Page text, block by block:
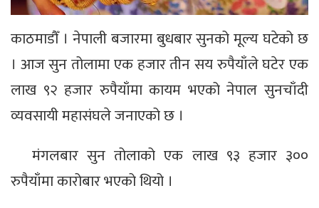
काठमाडौँ । नेपाली बजारमा बुधबार सुनको मूल्य घटेको छ
। आज सुन तोलामा एक हजार तीन सय रुपैयाँले घटेर एक
लाख ९२ हजार रुपैयाँमा कायम भएको नेपाल सुनचाँदी
व्यवसायी महासंघले जनाएको छ ।
मंगलबार सुन तोलाको एक लाख ९३ हजार ३००
रुपैयाँमा कारोबार भएको थियो ।